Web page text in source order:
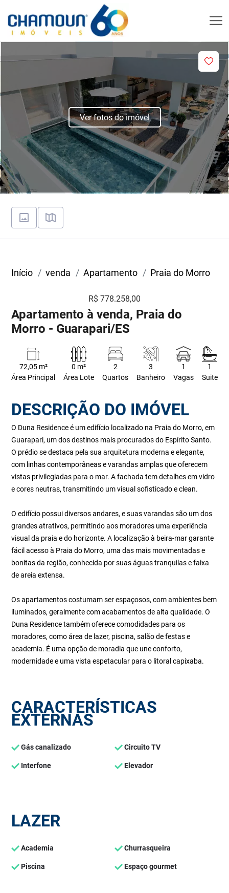
Ver fotos do imóvel
Início venda Apartamento Praia do Morro
R$ 778.258,00
Apartamento à venda, Praia do
Morro - Guarapari/ES
72,05 m²
Área Principal
0 m²
Área Lote
2
Quartos
3
Banheiro
1
Vagas
1
Suite
DESCRIÇÃO DO IMÓVEL
O Duna Residence é um edifício localizado na Praia do Morro, em
Guarapari, um dos destinos mais procurados do Espírito Santo.
O prédio se destaca pela sua arquitetura moderna e elegante,
com linhas contemporâneas e varandas amplas que oferecem
vistas privilegiadas para o mar. A fachada tem detalhes em vidro
e cores neutras, transmitindo um visual sofisticado e clean.
O edifício possui diversos andares, e suas varandas são um dos
grandes atrativos, permitindo aos moradores uma experiência
visual da praia e do horizonte. A localização à beira-mar garante
fácil acesso à Praia do Morro, uma das mais movimentadas e
bonitas da região, conhecida por suas águas tranquilas e faixa
de areia extensa.
Os apartamentos costumam ser espaçosos, com ambientes bem
iluminados, geralmente com acabamentos de alta qualidade. O
Duna Residence também oferece comodidades para os
moradores, como área de lazer, piscina, salão de festas e
academia. É uma opção de moradia que une conforto,
modernidade e uma vista espetacular para o litoral capixaba.
CARACTERÍSTICAS
EXTERNAS
Gás canalizado Circuito TV
Interfone Elevador
LAZER
Academia Churrasqueira
Piscina Espaço gourmet